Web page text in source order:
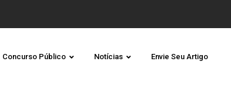
Concurso Público Notícias Envie Seu Artigo